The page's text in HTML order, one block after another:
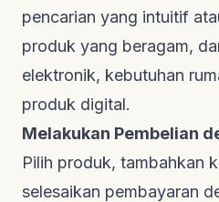
pencarian yang intuitif
produk yang beragam,
elektronik, kebutuhan
produk digital.
Melakukan Pembelian
Pilih produk, tambahkan
selesaikan pembayaran